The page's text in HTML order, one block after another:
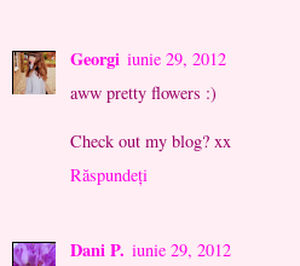
Georgi iunie 29, 2012
aww pretty flowers :)
Check out my blog? xx
Răspundeți
Dani P. iunie 29, 2012